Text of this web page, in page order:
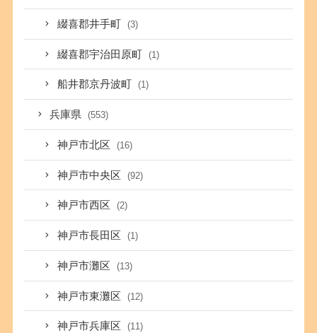
綴喜郡井手町 (3)
綴喜郡宇治田原町 (1)
船井郡京丹波町 (1)
兵庫県 (553)
神戸市北区 (16)
神戸市中央区 (92)
神戸市西区 (2)
神戸市長田区 (1)
神戸市灘区 (13)
神戸市東灘区 (12)
神戸市兵庫区 (11)